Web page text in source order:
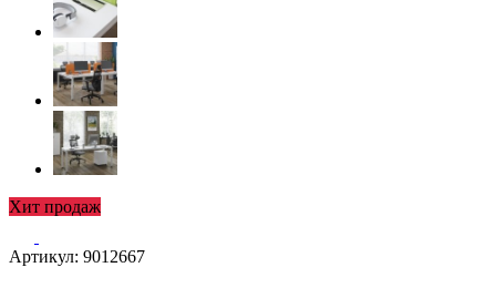
Хит продаж
Артикул: 9012667